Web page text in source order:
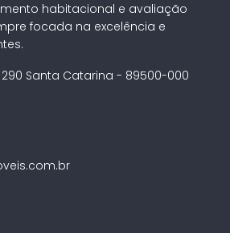
habitacional e avaliação
focada na excelência e
290 Santa Catarina - 89500-000